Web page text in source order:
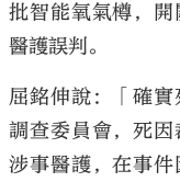
批智能氧氣樽，
醫護誤判。
屈銘伸說：「確
調查委員會，死
涉事醫護，在事